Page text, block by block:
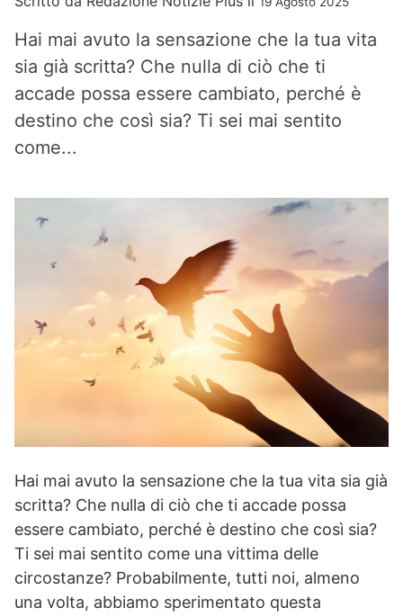
Hai mai avuto la sensazione che la tua vita
sia già scritta? Che nulla di ciò che ti
accade possa essere cambiato, perché è
destino che così sia? Ti sei mai sentito
come...
Hai mai avuto la sensazione che la tua vita sia già
scritta? Che nulla di ciò che ti accade possa
essere cambiato, perché è destino che così sia?
Ti sei mai sentito come una vittima delle
circostanze? Probabilmente, tutti noi, almeno
una volta, abbiamo sperimentato questa